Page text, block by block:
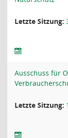
Letzte Sitzung:
Ausschuss für
Letzte Sitzung: